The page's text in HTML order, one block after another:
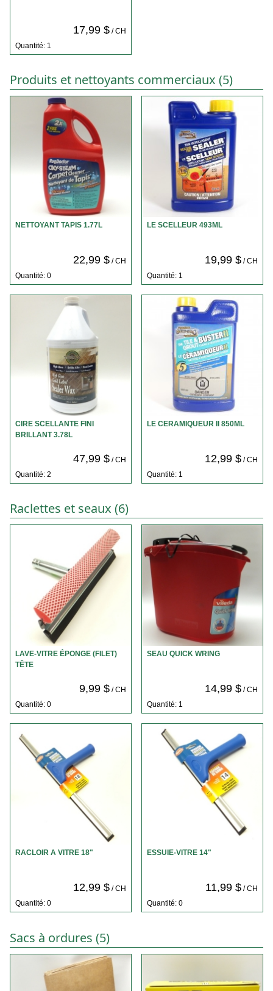
17,99 $/ CH
Quantité: 1
Produits et nettoyants commerciaux (5)
NETTOYANT TAPIS 1.77L
22,99 $/ CH
Quantité: 0
LE SCELLEUR 493ML
19,99 $/ CH
Quantité: 1
CIRE SCELLANTE FINI
BRILLANT 3.78L
47,99 $/ CH
Quantité: 2
LE CERAMIQUEUR II 850ML
12,99 $/ CH
Quantité: 1
Raclettes et seaux (6)
LAVE-VITRE ÉPONGE (FILET)
TÊTE
9,99 $/ CH
Quantité: 0
SEAU QUICK WRING
14,99 $/ CH
Quantité: 1
RACLOIR A VITRE 18"
12,99 $/ CH
Quantité: 0
ESSUIE-VITRE 14"
11,99 $/ CH
Quantité: 0
Sacs à ordures (5)